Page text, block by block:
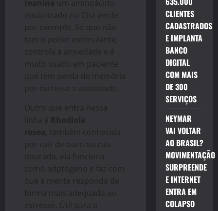
teanina um aminoácido
encontrado no Chá verde
por exemplo. Só que não
tem o poder estimulante,
controla a ansiedade e é
muito usado em paciente
que tem perda de memória
por estresse e ansiedade.
Outro que entra nessa
linha é Rhodiola
rosea , também conhecida
por raiz de ouro ou raiz
dourada, ela funciona
como adptógeno e faz com
que a mente responda de
forma mais adequada ao
estresse. Útil para a
CLIENTES
CADASTRADOS
E IMPLANTA
BANCO
DIGITAL
COM MAIS
DE 300
SERVIÇOS
NEYMAR
VAI VOLTAR
AO BRASIL?
MOVIMENTAÇÃO
SURPREENDE
E INTERNET
ENTRA EM
COLAPSO